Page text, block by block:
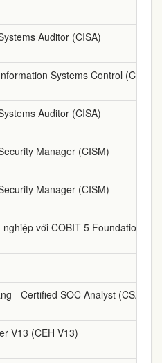
Auditor (CISA)
Systems Control (CRISC)
Auditor (CISA)
Manager (CISM)
Manager (CISM)
với COBIT 5 Foundation
- Certified SOC Analyst (CSA)
V13 (CEH V13)